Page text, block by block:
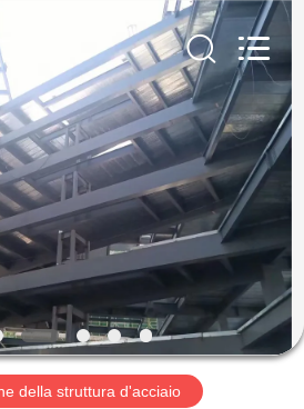
della struttura d'acciaio